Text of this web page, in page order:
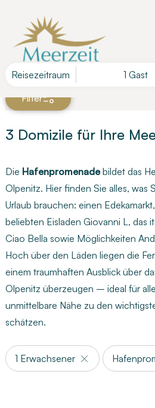
Filter
Reisezeitraum 1 Gast
3 Domizile für Ihre
Die Hafenpromenadebildet das
Olpenitz. Hier finden Sie alles, was
Urlaub brauchen: einen
beliebten Eisladen Giovanni L, das
Ciao Bella sowie Möglichkeiten
Hoch über den Läden liegen die
einem traumhaften Ausblick über
Olpenitz überzeugen – ideal für
unmittelbare Nähe zu den
schätzen.
1 Erwachsener